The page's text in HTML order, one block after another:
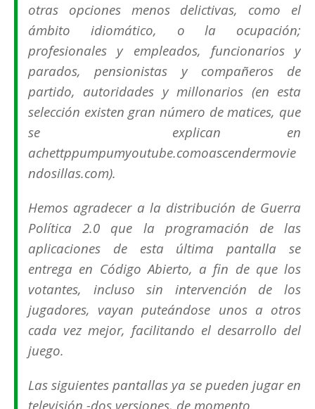
otras opciones menos delictivas, como el
ámbito idiomático, o la ocupación;
profesionales y empleados, funcionarios y
parados, pensionistas y compañeros de
partido, autoridades y millonarios (en esta
selección existen gran número de matices, que
se explican en
achettppumpumyoutube.comoascendermovie
ndosillas.com).
Hemos agradecer a la distribución de Guerra
Política 2.0 que la programación de las
aplicaciones de esta última pantalla se
entrega en Código Abierto, a fin de que los
votantes, incluso sin intervención de los
jugadores, vayan puteándose unos a otros
cada vez mejor, facilitando el desarrollo del
juego.
Las siguientes pantallas ya se pueden jugar en
televisión -dos versiones, de momento.